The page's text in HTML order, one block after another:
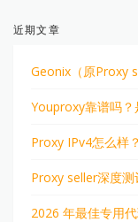
近期文章
Geonix（原Proxy
Youproxy靠谱吗？
Proxy IPv4怎么样
Proxy seller深度
2026 年最佳专用